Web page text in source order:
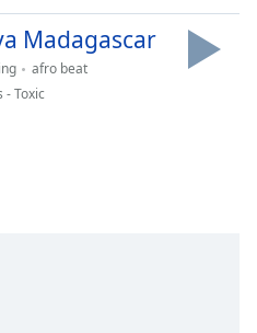
Madagascar
afro beat
- Toxic